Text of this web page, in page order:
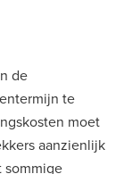
de
te
moet
aanzienlijk
sommige